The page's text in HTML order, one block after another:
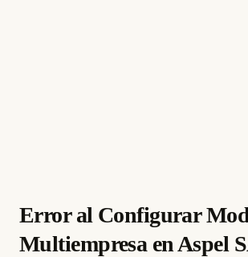
Error al Configurar
Multiempresa en Aspel